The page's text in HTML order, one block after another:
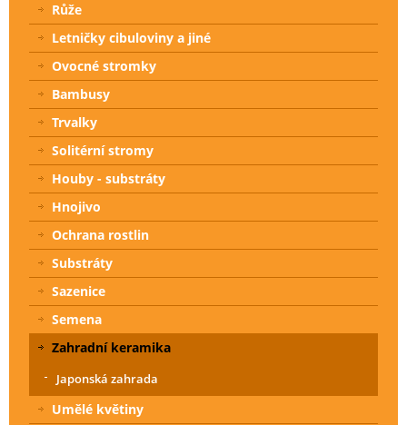
Růže
Letničky cibuloviny a jiné
Ovocné stromky
Bambusy
Trvalky
Solitérní stromy
Houby - substráty
Hnojivo
Ochrana rostlin
Substráty
Sazenice
Semena
Zahradní keramika
Japonská zahrada
Umělé květiny